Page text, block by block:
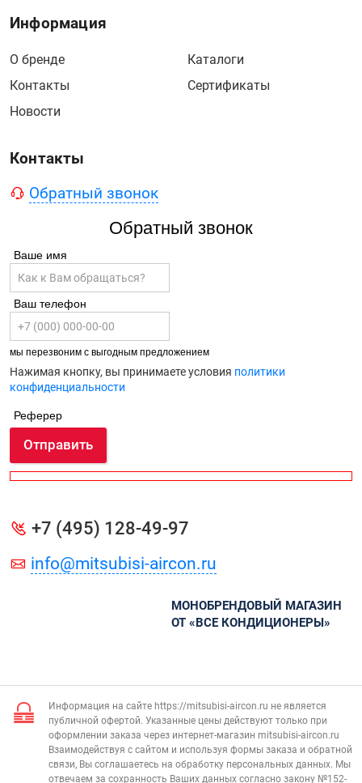
Информация
О бренде
Контакты
Новости
Каталоги
Сертификаты
Контакты
Обратный звонок
Обратный звонок
Ваше имя
Ваш телефон
мы перезвоним с выгодным предложением
Нажимая кнопку, вы принимаете условия политики
конфиденциальности
Реферер
Отправить
+7 (495) 128-49-97
info@mitsubisi-aircon.ru
МОНОБРЕНДОВЫЙ МАГАЗИН
ОТ «ВСЕ КОНДИЦИОНЕРЫ»
Информация на сайте https://mitsubisi-aircon.ru не является
публичной офертой. Указанные цены действуют только при
оформлении заказа через интернет-магазин mitsubisi-aircon.ru
Взаимодействуя с сайтом и используя формы заказа и обратной
связи, Вы соглашаетесь на обработку персональных данных. Мы
отвечаем за сохранность Ваших данных согласно закону №152-